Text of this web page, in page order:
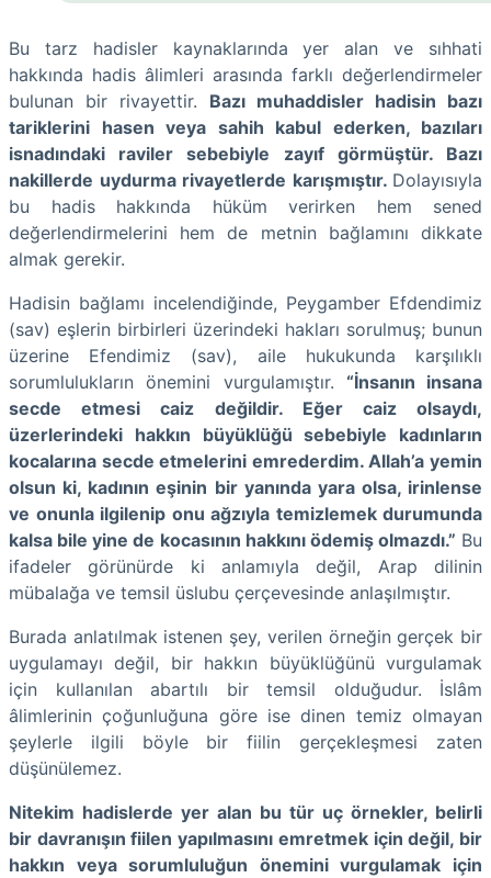
Bu tarz hadisler kaynaklarında yer alan ve sıhhati
hakkında hadis âlimleri arasında farklı değerlendirmeler
bulunan bir rivayettir. Bazı muhaddisler hadisin bazı
tariklerini hasen veya sahih kabul ederken, bazıları
isnadındaki raviler sebebiyle zayıf görmüştür. Bazı
nakillerde uydurma rivayetlerde karışmıştır. Dolayısıyla
bu hadis hakkında hüküm verirken hem sened
değerlendirmelerini hem de metnin bağlamını dikkate
almak gerekir.
Hadisin bağlamı incelendiğinde, Peygamber Efdendimiz
(sav) eşlerin birbirleri üzerindeki hakları sorulmuş; bunun
üzerine Efendimiz (sav), aile hukukunda karşılıklı
sorumlulukların önemini vurgulamıştır. “İnsanın insana
secde etmesi caiz değildir. Eğer caiz olsaydı,
üzerlerindeki hakkın büyüklüğü sebebiyle kadınların
kocalarına secde etmelerini emrederdim. Allah’a yemin
olsun ki, kadının eşinin bir yanında yara olsa, irinlense
ve onunla ilgilenip onu ağzıyla temizlemek durumunda
kalsa bile yine de kocasının hakkını ödemiş olmazdı.” Bu
ifadeler görünürde ki anlamıyla değil, Arap dilinin
mübalağa ve temsil üslubu çerçevesinde anlaşılmıştır.
Burada anlatılmak istenen şey, verilen örneğin gerçek bir
uygulamayı değil, bir hakkın büyüklüğünü vurgulamak
için kullanılan abartılı bir temsil olduğudur. İslâm
âlimlerinin çoğunluğuna göre ise dinen temiz olmayan
şeylerle ilgili böyle bir fiilin gerçekleşmesi zaten
düşünülemez.
Nitekim hadislerde yer alan bu tür uç örnekler, belirli
bir davranışın fiilen yapılmasını emretmek için değil, bir
hakkın veya sorumluluğun önemini vurgulamak için